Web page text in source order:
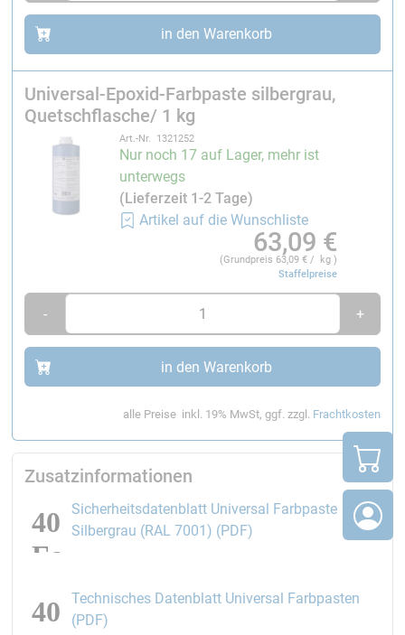
in den Warenkorb
Universal-Epoxid-Farbpaste silbergrau,
Quetschflasche/ 1 kg
Art.-Nr. 1321252
Nur noch 17 auf Lager, mehr ist
unterwegs
(Lieferzeit 1-2 Tage)
Artikel auf die Wunschliste
63,09 €
(Grundpreis63,09 € / kg )
Staffelpreise
- +
in den Warenkorb
alle Preise inkl. 19% MwSt, ggf. zzgl. Frachtkosten
Zusatzinformationen
Sicherheitsdatenblatt Universal Farbpaste
Silbergrau (RAL 7001) (PDF) öffnet den Link in
Technisches Datenblatt Universal Farbpasten
(PDF)